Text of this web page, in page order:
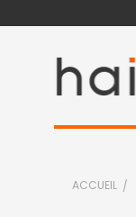
ACCUEIL